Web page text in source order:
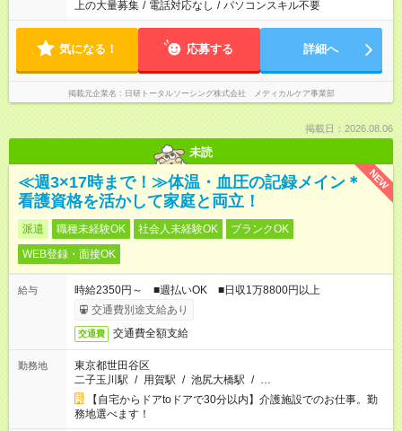
上の大量募集 / 電話対応なし / パソコンスキル不要
気になる！ 応募する 詳細へ
掲載元企業名 日研トータルソーシング株式会社 メディカルケア事業部
掲載日：2026.08.06
未読
NEW
≪週3×17時まで！≫体温・血圧の記録メイン＊
看護資格を活かして家庭と両立！
派遣 職種未経験OK 社会人未経験OK
ブランクOK
WEB登録・面接OK
給与
時給2350円～ ■週払いOK ■日収1万8800円以上
交通費別途支給あり
交通費 交通費全額支給
勤務地
東京都世田谷区
二子玉川駅 / 用賀駅 / 池尻大橋駅 / …
【自宅からドアtoドアで30分以内】介護施設でのお仕事。勤
務地選べます！